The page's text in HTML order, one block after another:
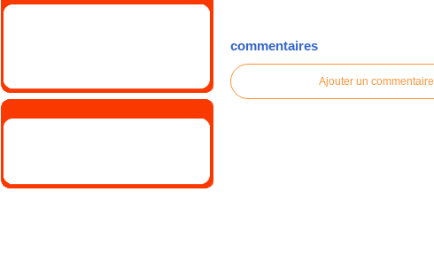
commentaires
Ajouter un commentaire